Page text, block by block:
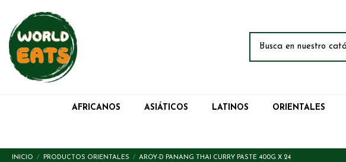
AFRICANOS ASIÁTICOS LATINOS ORIENTALES
INICIO PRODUCTOS ORIENTALES AROY-D PANANG THAI CURRY PASTE 400G X 24